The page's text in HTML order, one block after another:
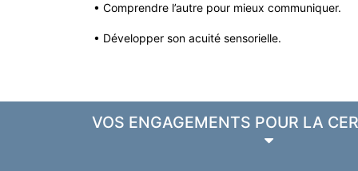
• Comprendre l’autre pour mieux communiquer.
• Développer son acuité sensorielle.
VOS ENGAGEMENTS POUR LA